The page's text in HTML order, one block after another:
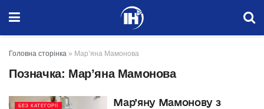
Головна сторінка » Мар’яна Мамонова
Позначка: Мар’яна Мамонова
БЕЗ КАТЕГОРІЇ
Мар’яну Мамонову з